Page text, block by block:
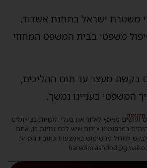
משטרת ישראל בתחנת אשדוד,
משפטי בבית המשפט המחוזי
בקשת מעצר עד תום ההליכים,
המשפטי בעניינו נמשך.
תקיפהועושים מאמץ לאתר את בעלי הזכויות בצילומים
בפרסומינו צילום שיש לכם זכויות בו, אתם
לחדול מהשימוש באמצעות כתובת המייל: